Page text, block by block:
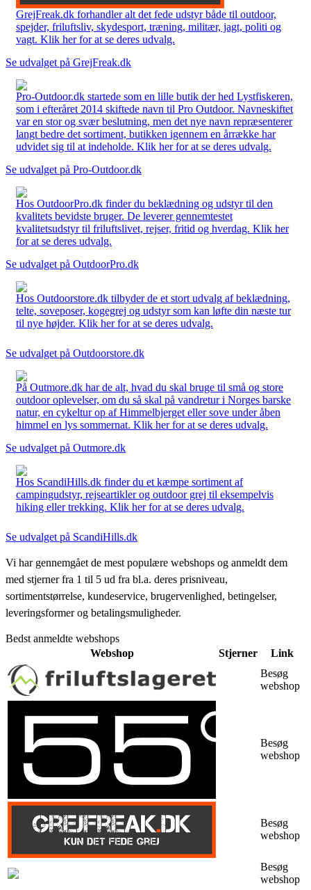
GrejFreak.dk forhandler alt det fede udstyr både til outdoor,
spejder, friluftsliv, skydesport, træning, militær, jagt, politi og
vagt. Klik her for at se deres udvalg.
Se udvalget på GrejFreak.dk
Pro-Outdoor.dk startede som en lille butik der hed Lystfiskeren,
som i efteråret 2014 skiftede navn til Pro Outdoor. Navneskiftet
var en stor og svær beslutning, men det nye navn repræsenterer
langt bedre det sortiment, butikken igennem en årrække har
udvidet sig til at indeholde. Klik her for at se deres udvalg.
Se udvalget på Pro-Outdoor.dk
Hos OutdoorPro.dk finder du beklædning og udstyr til den
kvalitets bevidste bruger. De leverer gennemtestet
kvalitetsudstyr til friluftslivet, rejser, fritid og hverdag. Klik her
for at se deres udvalg.
Se udvalget på OutdoorPro.dk
Hos Outdoorstore.dk tilbyder de et stort udvalg af beklædning,
telte, soveposer, kogegrej og udstyr som kan løfte din næste tur
til nye højder. Klik her for at se deres udvalg.
Se udvalget på Outdoorstore.dk
På Outmore.dk har de alt, hvad du skal bruge til små og store
outdoor oplevelser, om du så skal på vandretur i Norges barske
natur, en cykeltur op af Himmelbjerget eller sove under åben
himmel en lys sommernat. Klik her for at se deres udvalg.
Se udvalget på Outmore.dk
Hos ScandiHills.dk finder du et kæmpe sortiment af
campingudstyr, rejseartikler og outdoor grej til eksempelvis
hiking eller trekking. Klik her for at se deres udvalg.
Se udvalget på ScandiHills.dk
Vi har gennemgået de mest populære webshops og anmeldt dem
med stjerner fra 1 til 5 ud fra bl.a. deres prisniveau,
sortimentstørrelse, kundeservice, brugervenlighed, betingelser,
leveringsformer og betalingsmuligheder.
Bedst anmeldte webshops
Webshop
Stjerner
Link
Besøg
webshop
Besøg
webshop
Besøg
webshop
Besøg
webshop